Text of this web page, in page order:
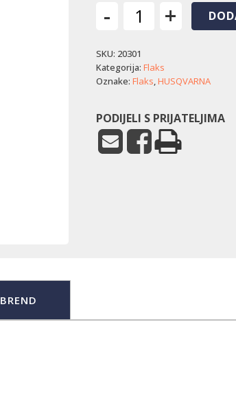
-
Opti
Quadra
(2,7
170
m)
količina
+
SKU: 20301
Kategorija: Flaks
Oznake: Flaks,HUSQVARNA
PODIJELI S PRIJATELJIMA
BREND